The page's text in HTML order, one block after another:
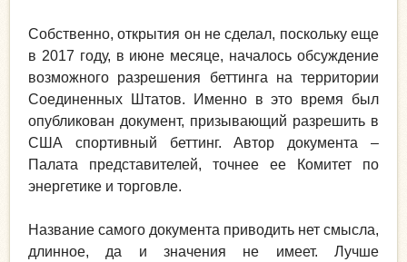
Собственно, открытия он не сделал, поскольку еще
в 2017 году, в июне месяце, началось обсуждение
возможного разрешения беттинга на территории
Соединенных Штатов. Именно в это время был
опубликован документ, призывающий разрешить в
США спортивный беттинг. Автор документа –
Палата представителей, точнее ее Комитет по
энергетике и торговле.
Название самого документа приводить нет смысла,
длинное, да и значения не имеет. Лучше